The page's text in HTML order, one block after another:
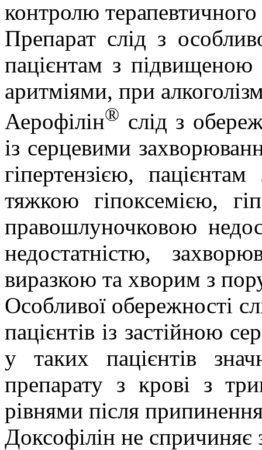
контролю терапевтичного
Препарат слід з
пацієнтам з підвищеною
аритміями, при
Аерофілін® слід з
із серцевими
гіпертензією,
тяжкою гіпоксемією,
правошлуночковою
недостатністю,
виразкою та хворим з
Особливої обережності
пацієнтів із застійною
у таких пацієнтів
препарату з крові з
рівнями після
Доксофілін не спричиняє